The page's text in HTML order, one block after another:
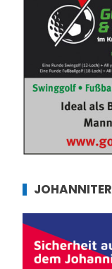
JOHANNITER